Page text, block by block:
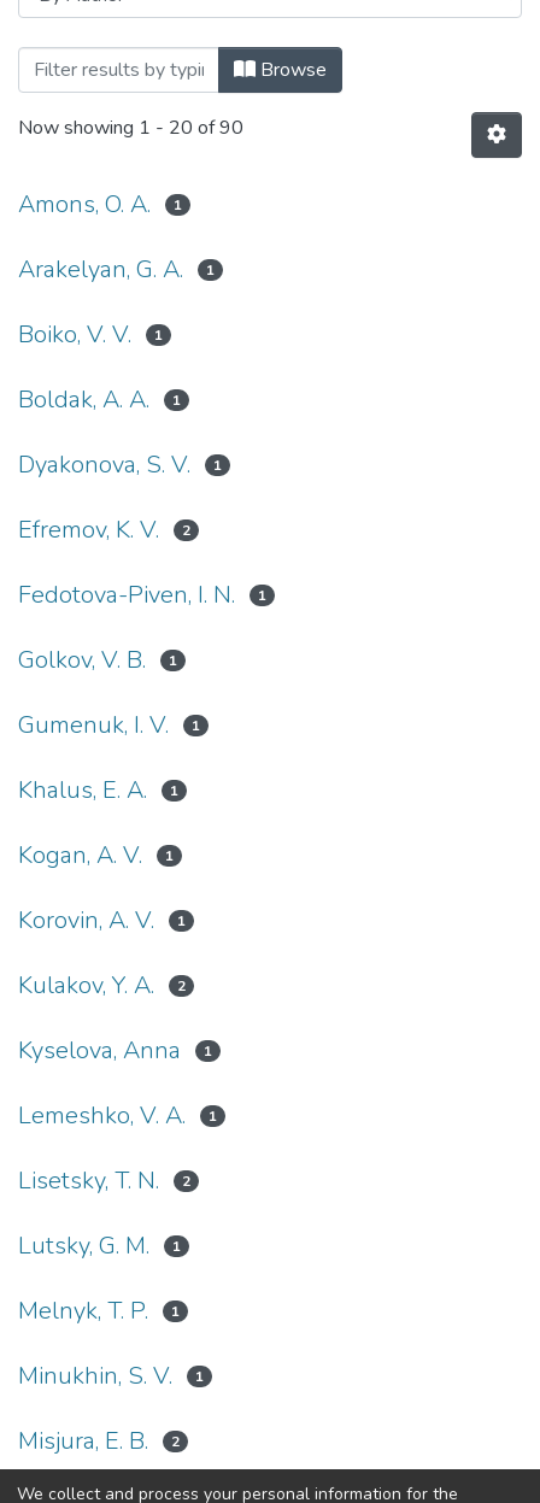
Browsing Вісник НТУУ «КПІ».
Browse
Now showing 1 - 20 of 90
Amons, O. A. 1
Arakelyan, G. A. 1
Boiko, V. V. 1
Boldak, A. A. 1
Dyakonova, S. V. 1
Efremov, K. V. 2
Fedotova-Piven, I. N. 1
Golkov, V. B. 1
Gumenuk, I. V. 1
Khalus, E. A. 1
Kogan, A. V. 1
Korovin, A. V. 1
Kulakov, Y. A. 2
Kyselova, Anna 1
Lemeshko, V. A. 1
Lisetsky, T. N. 2
Lutsky, G. M. 1
Melnyk, T. P. 1
Minukhin, S. V. 1
Misjura, E. B. 2
We collect and process your personal information for the